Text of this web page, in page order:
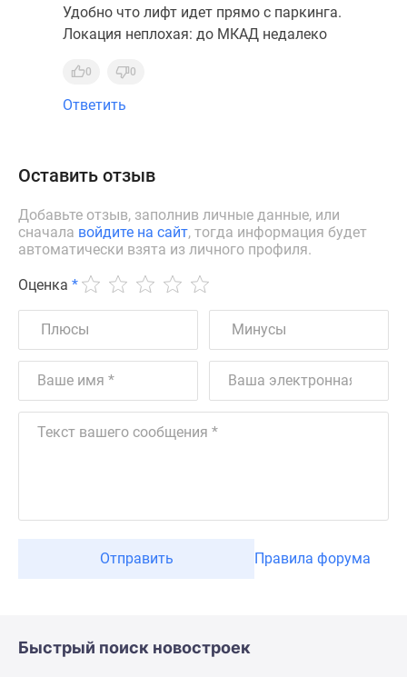
Удобно что лифт идет прямо с паркинга.
Локация неплохая: до МКАД недалеко
0 0
Ответить
Оставить отзыв
Добавьте отзыв, заполнив личные данные, или
сначала войдите на сайт, тогда информация будет
автоматически взята из личного профиля.
Оценка *
Отправить Правила форума
Быстрый поиск новостроек